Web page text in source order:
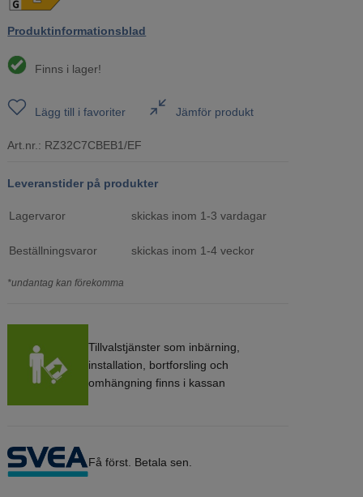
Produktinformationsblad
Finns i lager!
Lägg till i favoriter Jämför produkt
Art.nr.: RZ32C7CBEB1/EF
Leveranstider på produkter
Lagervaror skickas inom 1-3 vardagar
Beställningsvaror skickas inom 1-4 veckor
*undantag kan förekomma
Tillvalstjänster som inbärning,
installation, bortforsling och
omhängning finns i kassan
Få först. Betala sen.